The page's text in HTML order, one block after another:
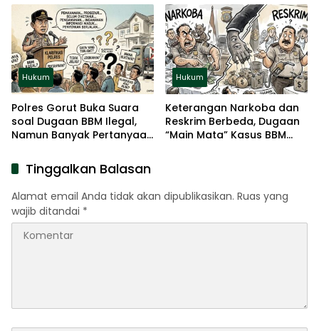
Hukum
Polres Gorut Buka Suara
soal Dugaan BBM Ilegal,
Namun Banyak Pertanyaan
Hukum
Keterangan Narkoba dan
Reskrim Berbeda, Dugaan
“Main Mata” Kasus BBM
Tinggalkan Balasan
Alamat email Anda tidak akan dipublikasikan. Ruas yang
wajib ditandai *